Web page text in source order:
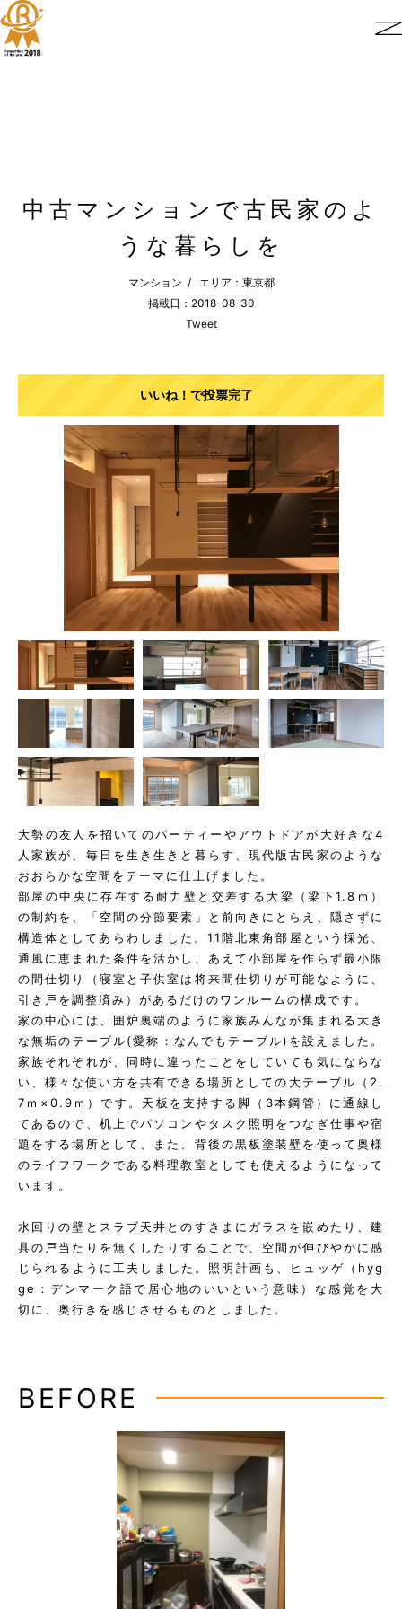
中古マンションで古民家のよ
うな暮らしを
マンション / エリア：東京都
掲載日：2018-08-30
Tweet
いいね！で投票完了
大勢の友人を招いてのパーティーやアウトドアが大好きな4
人家族が、毎日を生き生きと暮らす、現代版古民家のような
おおらかな空間をテーマに仕上げました。
部屋の中央に存在する耐力壁と交差する大梁（梁下1.8ｍ）
の制約を、「空間の分節要素」と前向きにとらえ、隠さずに
構造体としてあらわしました。11階北東角部屋という採光、
通風に恵まれた条件を活かし、あえて小部屋を作らず最小限
の間仕切り（寝室と子供室は将来間仕切りが可能なように、
引き戸を調整済み）があるだけのワンルームの構成です。
家の中心には、囲炉裏端のように家族みんなが集まれる大き
な無垢のテーブル(愛称：なんでもテーブル)を設えました。
家族それぞれが、同時に違ったことをしていても気にならな
い、様々な使い方を共有できる場所としての大テーブル（2.
7ｍ×0.9ｍ）です。天板を支持する脚（3本鋼管）に通線し
てあるので、机上でパソコンやタスク照明をつなぎ仕事や宿
題をする場所として、また、背後の黒板塗装壁を使って奥様
のライフワークである料理教室としても使えるようになって
います。
水回りの壁とスラブ天井とのすきまにガラスを嵌めたり、建
具の戸当たりを無くしたりすることで、空間が伸びやかに感
じられるように工夫しました。照明計画も、ヒュッゲ（hyg
ge：デンマーク語で居心地のいいという意味）な感覚を大
切に、奥行きを感じさせるものとしました。
BEFORE